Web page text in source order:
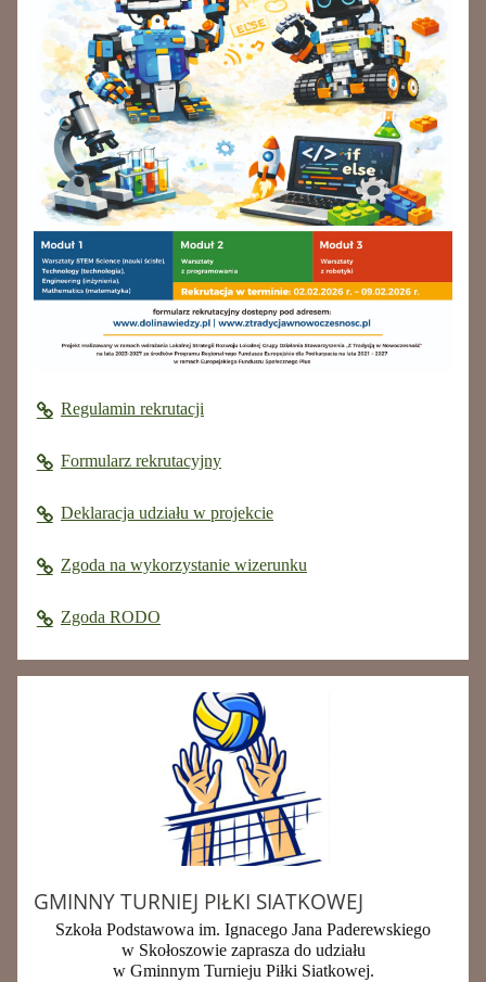
Regulamin rekrutacji
Formularz rekrutacyjny
Deklaracja udziału w projekcie
Zgoda na wykorzystanie wizerunku
Zgoda RODO
GMINNY TURNIEJ PIŁKI SIATKOWEJ
Szkoła Podstawowa im. Ignacego Jana Paderewskiego
w Skołoszowie zaprasza do udziału
w Gminnym Turnieju Piłki Siatkowej.